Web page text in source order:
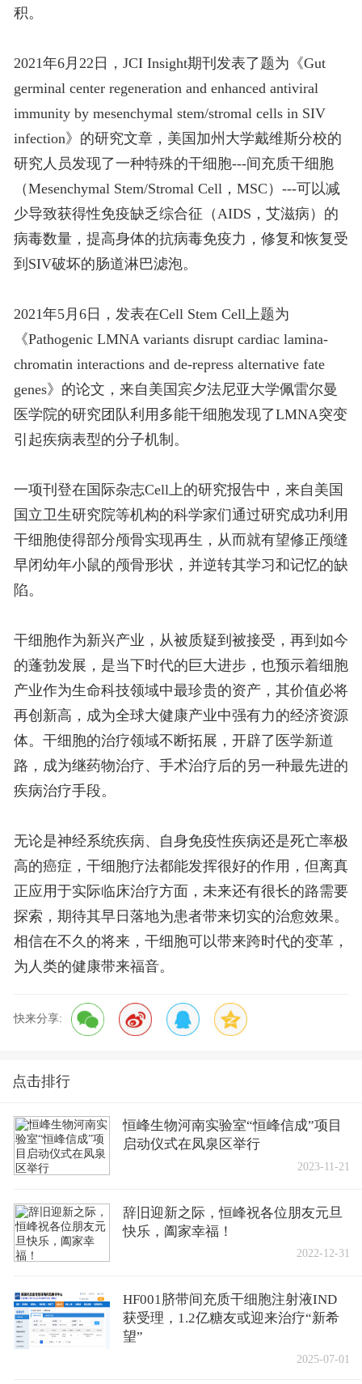
积。
2021年6月22日，JCI Insight期刊发表了题为《Gut
germinal center regeneration and enhanced antiviral
immunity by mesenchymal stem/stromal cells in SIV
infection》的研究文章，美国加州大学戴维斯分校的
研究人员发现了一种特殊的干细胞---间充质干细胞
（Mesenchymal Stem/Stromal Cell，MSC）---可以减
少导致获得性免疫缺乏综合征（AIDS，艾滋病）的
病毒数量，提高身体的抗病毒免疫力，修复和恢复受
到SIV破坏的肠道淋巴滤泡。
2021年5月6日，发表在Cell Stem Cell上题为
《Pathogenic LMNA variants disrupt cardiac lamina-
chromatin interactions and de-repress alternative fate
genes》的论文，来自美国宾夕法尼亚大学佩雷尔曼
医学院的研究团队利用多能干细胞发现了LMNA突变
引起疾病表型的分子机制。
一项刊登在国际杂志Cell上的研究报告中，来自美国
国立卫生研究院等机构的科学家们通过研究成功利用
干细胞使得部分颅骨实现再生，从而就有望修正颅缝
早闭幼年小鼠的颅骨形状，并逆转其学习和记忆的缺
陷。
干细胞作为新兴产业，从被质疑到被接受，再到如今
的蓬勃发展，是当下时代的巨大进步，也预示着细胞
产业作为生命科技领域中最珍贵的资产，其价值必将
再创新高，成为全球大健康产业中强有力的经济资源
体。干细胞的治疗领域不断拓展，开辟了医学新道
路，成为继药物治疗、手术治疗后的另一种最先进的
疾病治疗手段。
无论是神经系统疾病、自身免疫性疾病还是死亡率极
高的癌症，干细胞疗法都能发挥很好的作用，但离真
正应用于实际临床治疗方面，未来还有很长的路需要
探索，期待其早日落地为患者带来切实的治愈效果。
相信在不久的将来，干细胞可以带来跨时代的变革，
为人类的健康带来福音。
快来分享:
点击排行
恒峰生物河南实验室“恒峰信成”项目
启动仪式在凤泉区举行
2023-11-21
辞旧迎新之际，恒峰祝各位朋友元旦
快乐，阖家幸福！
2022-12-31
HF001脐带间充质干细胞注射液IND
获受理，1.2亿糖友或迎来治疗“新希
望”
2025-07-01